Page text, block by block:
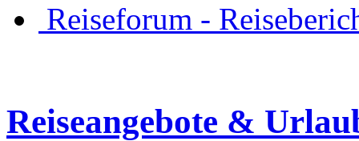
Reiseforum -
Reiseangebote &